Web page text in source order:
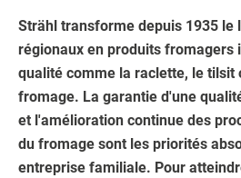
Strähl transforme depuis 1935 le
régionaux en produits fromagers
qualité comme la raclette, le tilsit
fromage. La garantie d'une
et l'amélioration continue des
du fromage sont les priorités
entreprise familiale. Pour